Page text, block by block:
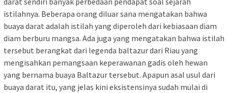
istilahnya. Beberapa orang diluar sana mengatakan bahwa
buaya darat adalah istilah yang diperoleh dari kebiasaan diam
diam berburu mangsa. Ada juga yang mengatakan bahwa istilah
tersebut berangkat dari legenda baltazur dari Riau yang
mengisahkan pemangsaan keperawanan gadis oleh hewan
yang bernama buaya Baltazur tersebut. Apapun asal usul dari
buaya darat itu, yang jelas kini eksistensinya sudah mulai di